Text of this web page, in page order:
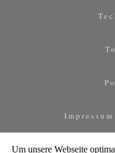
Um unsere Webseite